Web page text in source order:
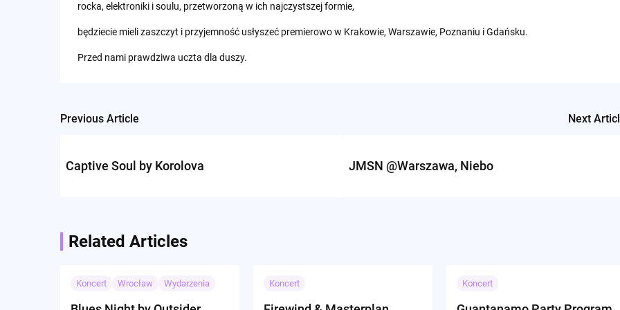
rocka, elektroniki i soulu, przetworzoną w ich najczystszej formie,
będziecie mieli zaszczyt i przyjemność usłyszeć premierowo w Krakowie, Warszawie, Poznaniu i Gdańsku.
Przed nami prawdziwa uczta dla duszy.
Post
Previous Article
Captive Soul by Korolova
Next
JMSN @Warszawa, Niebo
Related Articles
Koncert Wrocław Wydarzenia Koncert Koncert